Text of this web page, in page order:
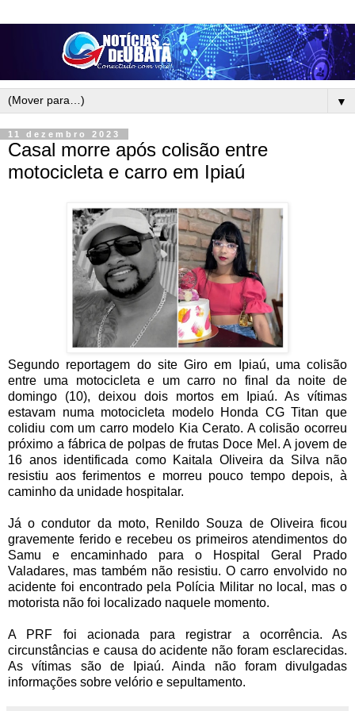
▼
11 dezembro 2023
Casal morre após colisão entre
motocicleta e carro em Ipiaú
Segundo reportagem do site Giro em Ipiaú, uma colisão
entre uma motocicleta e um carro no final da noite de
domingo (10), deixou dois mortos em Ipiaú. As vítimas
estavam numa motocicleta modelo Honda CG Titan que
colidiu com um carro modelo Kia Cerato. A colisão ocorreu
próximo a fábrica de polpas de frutas Doce Mel. A jovem de
16 anos identificada como Kaitala Oliveira da Silva não
resistiu aos ferimentos e morreu pouco tempo depois, à
caminho da unidade hospitalar.
Já o condutor da moto, Renildo Souza de Oliveira ficou
gravemente ferido e recebeu os primeiros atendimentos do
Samu e encaminhado para o Hospital Geral Prado
Valadares, mas também não resistiu. O carro envolvido no
acidente foi encontrado pela Polícia Militar no local, mas o
motorista não foi localizado naquele momento.
A PRF foi acionada para registrar a ocorrência. As
circunstâncias e causa do acidente não foram esclarecidas.
As vítimas são de Ipiaú. Ainda não foram divulgadas
informações sobre velório e sepultamento.